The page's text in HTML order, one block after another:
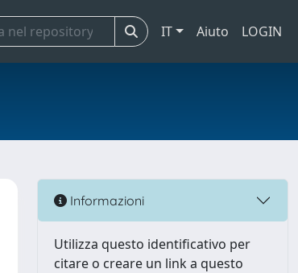
IT Aiuto LOGIN
Informazioni
Utilizza questo identificativo per
citare o creare un link a questo